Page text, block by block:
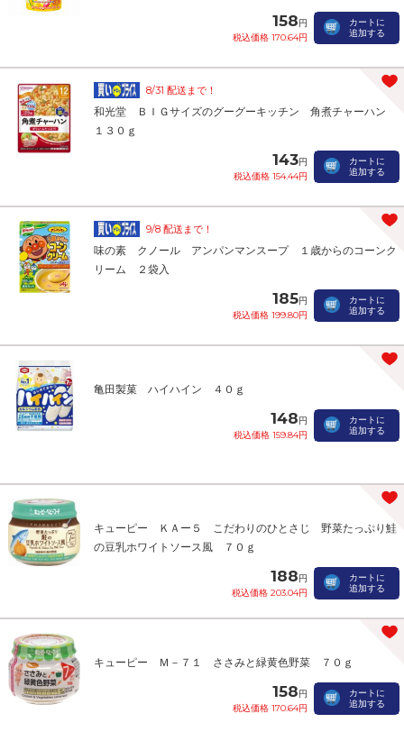
158円
税込価格 170.64円
カートに
追加する
8/31 配送まで！
和光堂 ＢＩＧサイズのグーグーキッチン 角煮チャーハン
１３０ｇ
143円
税込価格 154.44円
カートに
追加する
9/8 配送まで！
味の素 クノール アンパンマンスープ １歳からのコーンク
リーム ２袋入
185円
税込価格 199.80円
カートに
追加する
亀田製菓 ハイハイン ４０ｇ
148円
税込価格 159.84円
カートに
追加する
キューピー ＫＡー５ こだわりのひとさじ 野菜たっぷり鮭
の豆乳ホワイトソース風 ７０ｇ
188円
税込価格 203.04円
カートに
追加する
キューピー Ｍ－７１ ささみと緑黄色野菜 ７０ｇ
158円
税込価格 170.64円
カートに
追加する